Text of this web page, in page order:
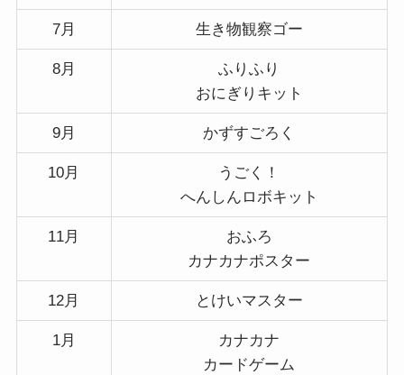
7月 生き物観察ゴー
8月
ふりふり
おにぎりキット
9月 かずすごろく
10月
うごく！
へんしんロボキット
11月
おふろ
カナカナポスター
12月 とけいマスター
1月
カナカナ
カードゲーム